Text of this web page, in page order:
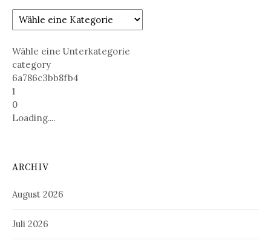
Wähle eine Unterkategorie
category
6a786c3bb8fb4
1
0
Loading....
ARCHIV
August 2026
Juli 2026